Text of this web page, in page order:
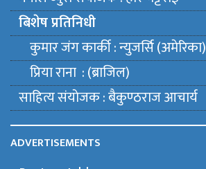
बिशेष प्रतिनिधी
कुमार जंग कार्की : न्युजर्सि (अमेरिका)
प्रिया राना : (ब्राजिल)
साहित्य संयाेजक : बैकुण्ठराज आचार्य
ADVERTISEMENTS